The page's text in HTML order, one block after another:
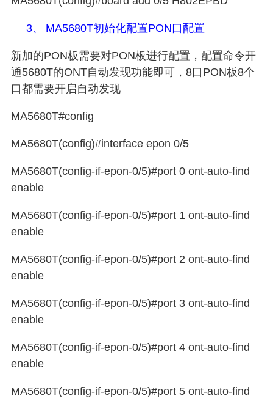
3、 MA5680T初始化配置PON口配置
新加的PON板需要对PON板进行配置，配置命令开
通5680T的ONT自动发现功能即可， 8口 PON板8个
口都需要开启自动发现
MA5680T#config
MA5680T(config)#interface epon 0/5
MA5680T(config-if-epon-0/5)#port 0 ont-auto-find
enable
MA5680T(config-if-epon-0/5)#port 1 ont-auto-find
enable
MA5680T(config-if-epon-0/5)#port 2 ont-auto-find
enable
MA5680T(config-if-epon-0/5)#port 3 ont-auto-find
enable
MA5680T(config-if-epon-0/5)#port 4 ont-auto-find
enable
MA5680T(config-if-epon-0/5)#port 5 ont-auto-find